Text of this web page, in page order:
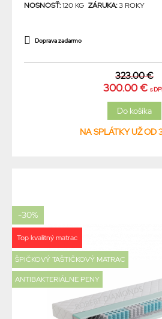
NOSNOSŤ:120 KG ZÁRUKA:3 ROKY
Doprava zadarmo
323.00 €
300.00 € s
NA SPLÁTKY UŽ OD
-30%
Top kvalitný matrac
ŠPIČKOVÝ TAŠTIČKOVÝ MATRAC
ANTIBAKTERIÁLNE PENY